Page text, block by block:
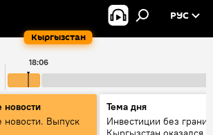
Кыргызстан
РУС
18:06
Выпуск
Тема дня
Инвестиции без